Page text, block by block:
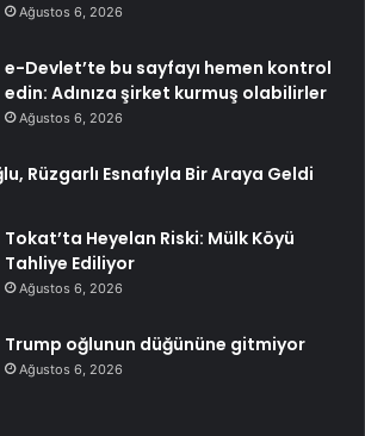
Ağustos 6, 2026
e-Devlet’te bu sayfayı hemen kontrol
edin: Adınıza şirket kurmuş olabilirler
Ağustos 6, 2026
Rüzgarlı Esnafıyla Bir Araya Geldi
Tokat’ta Heyelan Riski: Mülk Köyü
Tahliye Ediliyor
Ağustos 6, 2026
Trump oğlunun düğününe gitmiyor
Ağustos 6, 2026